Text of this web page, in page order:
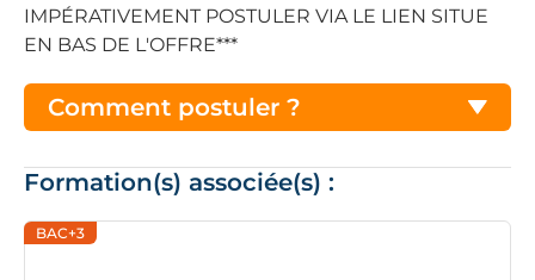
IMPÉRATIVEMENT POSTULER VIA LE LIEN SITUE
EN BAS DE L'OFFRE***
Comment postuler ?
Formation(s) associée(s) :
BAC+3